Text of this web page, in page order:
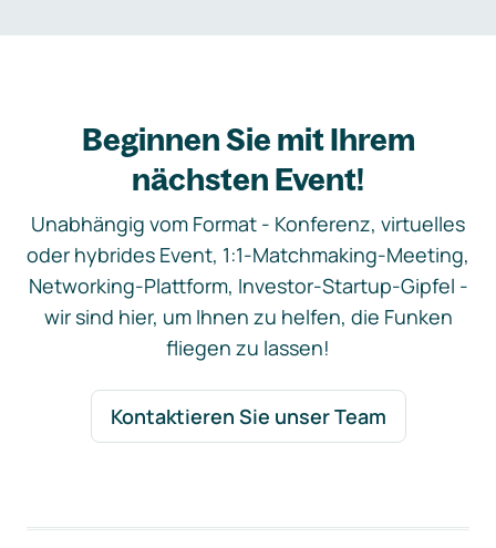
Beginnen Sie mit Ihrem
nächsten Event!
Unabhängig vom Format - Konferenz, virtuelles
oder hybrides Event, 1:1-Matchmaking-Meeting,
Networking-Plattform, Investor-Startup-Gipfel -
wir sind hier, um Ihnen zu helfen, die Funken
fliegen zu lassen!
Kontaktieren Sie unser Team